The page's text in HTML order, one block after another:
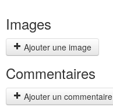
Images
Ajouter une image
Commentaires
Ajouter un commentaire